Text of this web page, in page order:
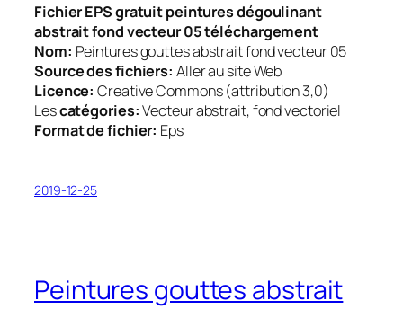
Fichier EPS gratuit peintures dégoulinant
abstrait fond vecteur 05 téléchargement
Nom: Peintures gouttes abstrait fond vecteur 05
Source des fichiers: Aller au site Web
Licence: Creative Commons (attribution 3,0)
Lescatégories:Vecteur abstrait, fond vectoriel
Format de fichier: Eps
2019-12-25
Peintures gouttes abstrait